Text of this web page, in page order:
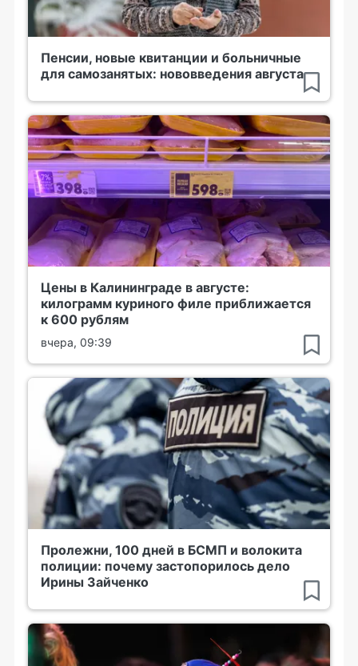
Пенсии, новые квитанции и больничные
для самозанятых: нововведения августа
Цены в Калининграде в августе:
килограмм куриного филе приближается
к 600 рублям
вчера, 09:39
Пролежни, 100 дней в БСМП и волокита
полиции: почему застопорилось дело
Ирины Зайченко